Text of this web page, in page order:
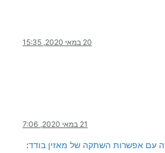
20 במאי 2020, 15:35
21 במאי 2020, 7:06
עם אפשרות השתקה של מאזין בודד: